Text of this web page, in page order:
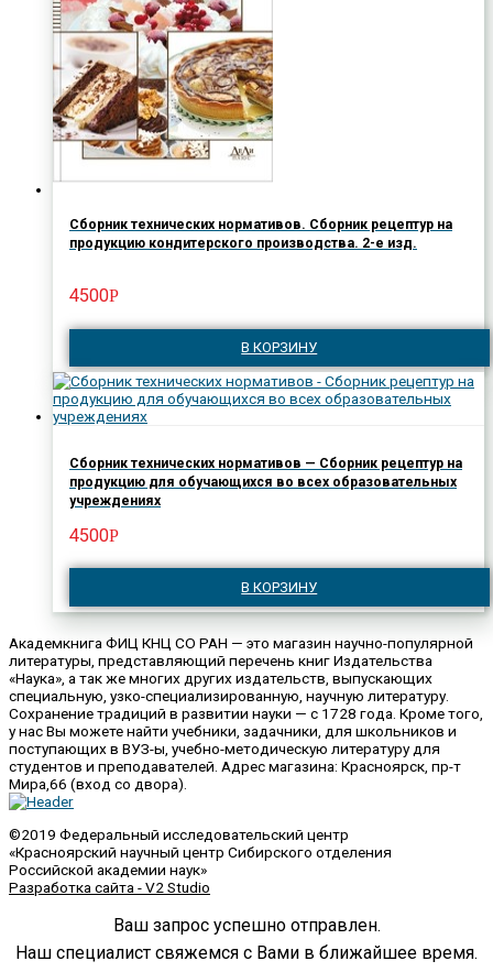
Сборник технических нормативов. Сборник рецептур на
продукцию кондитерского производства. 2-е изд.
4500Р
В КОРЗИНУ
Сборник технических нормативов — Сборник рецептур на
продукцию для обучающихся во всех образовательных
учреждениях
4500Р
В КОРЗИНУ
Академкнига ФИЦ КНЦ СО РАН — это магазин научно-популярной
литературы, представляющий перечень книг Издательства
«Наука», а так же многих других издательств, выпускающих
специальную, узко-специализированную, научную литературу.
Сохранение традиций в развитии науки — с 1728 года. Кроме того,
у нас Вы можете найти учебники, задачники, для школьников и
поступающих в ВУЗ-ы, учебно-методическую литературу для
студентов и преподавателей. Адрес магазина: Красноярск, пр-т
Мира,66 (вход со двора).
©2019 Федеральный исследовательский центр
«Красноярский научный центр Сибирского отделения
Российской академии наук»
Разработка сайта - V2 Studio
Ваш запрос успешно отправлен.
Наш специалист свяжемся с Вами в ближайшее время.